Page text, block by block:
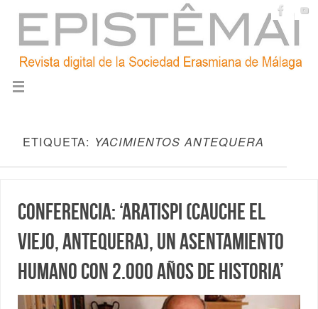
ETIQUETA: YACIMIENTOS ANTEQUERA
Conferencia: ‘Aratispi (Cauche El
Viejo, Antequera), un asentamiento
humano con 2.000 años de historia’